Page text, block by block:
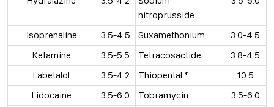
nitroprusside
Isoprenaline 3.5-4.5 Suxamethonium
3.0-4.5
Ketamine
3.5-5.5 Tetracosactide
3.8-4.5
Labetalol
3.5-4.2 Thiopental *
10.5
Lidocaine
3.5-6.0 Tobramycin
3.5-6.0